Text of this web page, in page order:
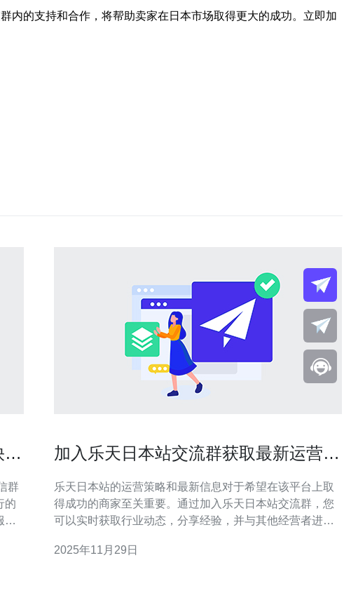
内的支持和合作，将帮助卖家在日本市场取得更大的成功。立即加
群
的
务
加入乐天日本站交流群获取最新运营信
乐天日本站的运营策略和最新信息对于希望在该平台上取
得成功的商家至关重要。通过加入乐天日本站交流群，您
可以实时获取行业动态，分享经验，并与其他经营者进行
务，以确保您的网站在运营中具有稳定性和高效性。 乐天
2025年11月29日